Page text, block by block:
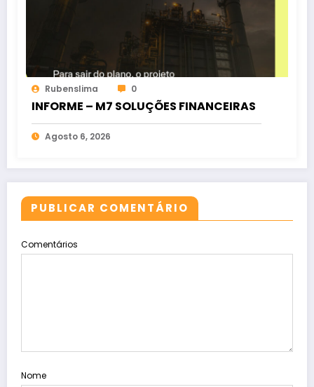
Rubenslima 0
INFORME – M7 SOLUÇÕES FINANCEIRAS
Agosto 6, 2026
PUBLICAR COMENTÁRIO
Comentários
Nome